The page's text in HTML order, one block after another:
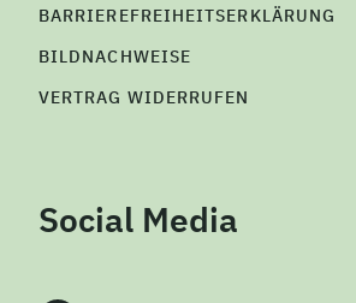
BARRIEREFREIHEITSERKLÄRUNG
BILDNACHWEISE
VERTRAG WIDERRUFEN
Social Media